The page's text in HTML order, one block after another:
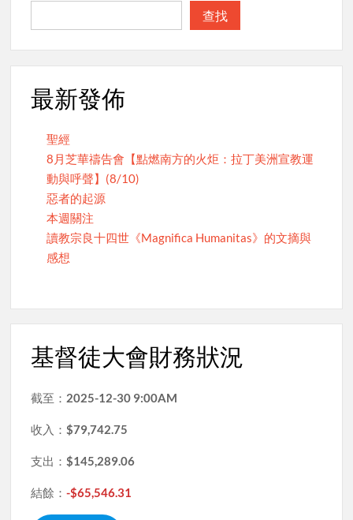
查找
最新發佈
聖經
8月芝華禱告會【點燃南方的火炬：拉丁美洲宣教運
動與呼聲】(8/10)
惡者的起源
本週關注
讀教宗良十四世《Magnifica Humanitas》的文摘與
感想
基督徒大會財務狀況
截至： 2025-12-30 9:00AM
收入：$79,742.75
支出：$145,289.06
結餘：-$65,546.31